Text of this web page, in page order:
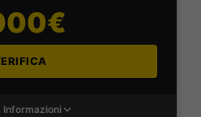
Informazioni